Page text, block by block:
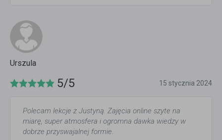
Urszula
5/5 15 stycznia 2024
Polecam lekcje z Justyną. Zajęcia online szyte na
miarę, super atmosfera i ogromna dawka wiedzy w
dobrze przyswajalnej formie.